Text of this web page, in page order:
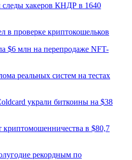
следы хакеров КНДР в 1640
в проверке криптокошельков
$6 млн на перепродаже NFT-
реальных систем на тестах
украли биткоины на $38
в $80,7
рекордным по